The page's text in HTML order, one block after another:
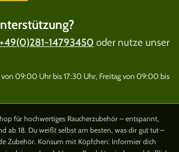
+49(0)281-14793450 oder nutze unser
von 09:00 Uhr bis 17:30 Uhr, Freitag von 09:00 bis
für hochwertiges Raucherzubehör – entspannt,
ab 18. Du weißt selbst am besten, was dir gut tut –
Zubehör. Konsum mit Köpfchen: Informier dich